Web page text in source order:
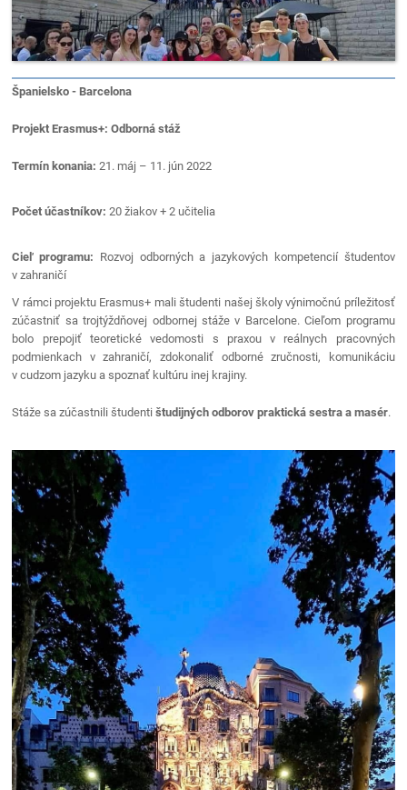
Španielsko - Barcelona
Projekt Erasmus+: Odborná stáž
Termín konania:21. máj – 11. jún 2022
Počet účastníkov: 20 žiakov + 2 učitelia
Cieľ programu: Rozvoj odborných a jazykových kompetencií študentov
v zahraničí
V rámci projektu Erasmus+ mali študenti našej školy výnimočnú príležitosť
zúčastniť sa trojtýždňovej odbornej stáže v Barcelone. Cieľom programu
bolo prepojiť teoretické vedomosti s praxou v reálnych pracovných
podmienkach v zahraničí, zdokonaliť odborné zručnosti, komunikáciu
v cudzom jazyku a spoznať kultúru inej krajiny.
Stáže sa zúčastnili študentištudijných odborov praktická sestra a masér.